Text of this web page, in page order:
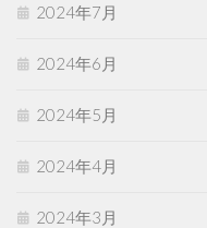
2024年7月
2024年6月
2024年5月
2024年4月
2024年3月